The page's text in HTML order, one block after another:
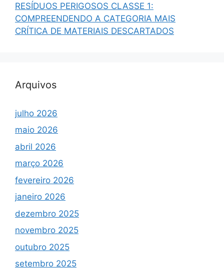
RESÍDUOS PERIGOSOS CLASSE 1:
COMPREENDENDO A CATEGORIA MAIS
CRÍTICA DE MATERIAIS DESCARTADOS
Arquivos
julho 2026
maio 2026
abril 2026
março 2026
fevereiro 2026
janeiro 2026
dezembro 2025
novembro 2025
outubro 2025
setembro 2025